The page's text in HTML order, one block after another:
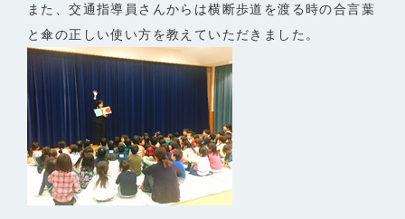
また、交通指導員さんからは横断歩道を渡る時の合言葉
と傘の正しい使い方を教えていただきました。